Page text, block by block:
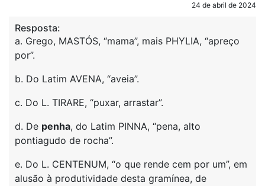
24 de abril de 2024
Resposta:
a. Grego, MASTÓS, “mama”, mais PHYLIA, “apreço
por”.
b. Do Latim AVENA, “aveia”.
c. Do L. TIRARE, “puxar, arrastar”.
d. De penha, do Latim PINNA, “pena, alto
pontiagudo de rocha”.
e. Do L. CENTENUM, “o que rende cem por um”, em
alusão à produtividade desta gramínea, de